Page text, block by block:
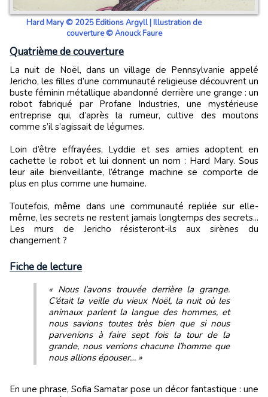
Hard Mary © 2025 Editions Argyll | Illustration de
couverture © Anouck Faure
Quatrième de couverture
La nuit de Noël, dans un village de Pennsylvanie appelé
Jericho, les filles d’une communauté religieuse découvrent un
buste féminin métallique abandonné derrière une grange : un
robot fabriqué par Profane Industries, une mystérieuse
entreprise qui, d’après la rumeur, cultive des moutons
comme s’il s’agissait de légumes.
Loin d’être effrayées, Lyddie et ses amies adoptent en
cachette le robot et lui donnent un nom : Hard Mary. Sous
leur aile bienveillante, l’étrange machine se comporte de
plus en plus comme une humaine.
Toutefois, même dans une communauté repliée sur elle-
même, les secrets ne restent jamais longtemps des secrets...
Les murs de Jericho résisteront-ils aux sirènes du
changement ?
Fiche de lecture
« Nous l’avons trouvée derrière la grange.
C’était la veille du vieux Noël, la nuit où les
animaux parlent la langue des hommes, et
nous savions toutes très bien que si nous
parvenions à faire sept fois la tour de la
grande, nous verrions chacune l’homme que
nous allions épouser… »
En une phrase, Sofia Samatar pose un décor fantastique : une